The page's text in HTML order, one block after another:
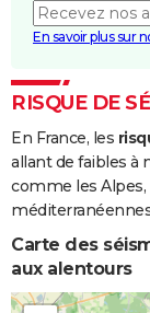
En savoir plus sur
RISQUE DE
En France, les
allant de faibles à
comme les
Carte des
aux alentours